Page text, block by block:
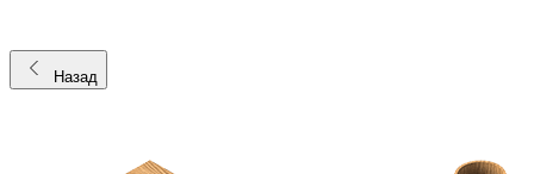
Назад